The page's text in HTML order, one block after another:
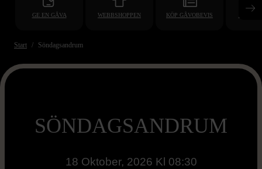
GE EN GÅVA WEBBSHOPPEN KÖP GÅVOBEVIS
Start Söndagsandrum
SÖNDAGSANDRUM
18 Oktober, 2026 Kl 08:30